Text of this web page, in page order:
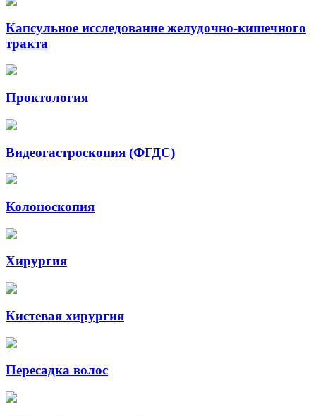
Капсульное исследование желудочно-кишечного
тракта
Проктология
Видеогастроскопия (ФГДС)
Колоноскопия
Хирургия
Кистевая хирургия
Пересадка волос